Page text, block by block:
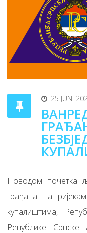
25 JUNI
Поводом почетка
грађана на
купалиштима,
Републике